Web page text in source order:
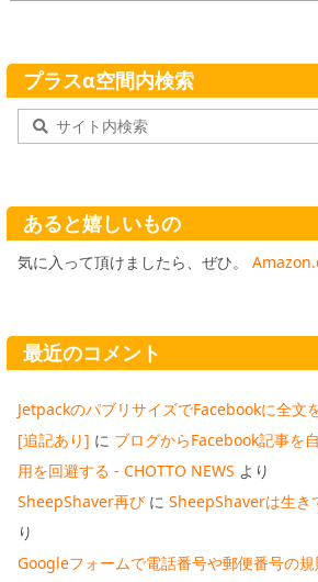
プラスα空間内検索
あると嬉しいもの
気に入って頂けましたら、ぜひ。
最近のコメント
JetpackのパブリサイズでFacebookに全文
[追記あり] に ブログからFacebook記事を
用を回避する - CHOTTO NEWS より
SheepShaver再び に SheepShaverは生
り
Googleフォームで電話番号や郵便番号の規